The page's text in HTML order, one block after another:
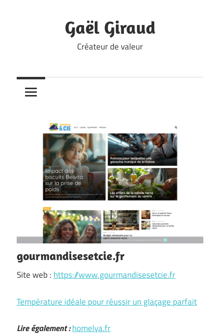
Gaël Giraud
Créateur de valeur
gourmandisesetcie.fr
Site web : https://www.gourmandisesetcie.fr
Température idéale pour réussir un glaçage parfait
Lire également :homelya.fr